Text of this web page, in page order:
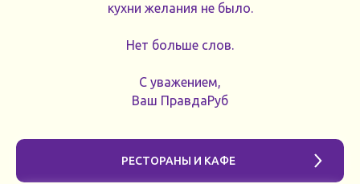
кухни желания не было.
Нет больше слов.
С уважением,
Ваш ПравдаРуб
РЕСТОРАНЫ И КАФЕ